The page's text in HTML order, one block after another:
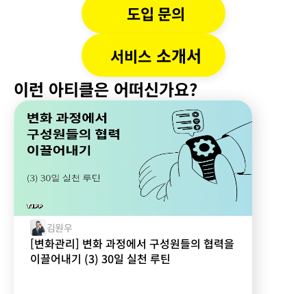
도입 문의
서비스 소개서
이런 아티클은 어떠신가요?
김원우
[변화관리] 변화 과정에서 구성원들의 협력을
이끌어내기 (3) 30일 실천 루틴